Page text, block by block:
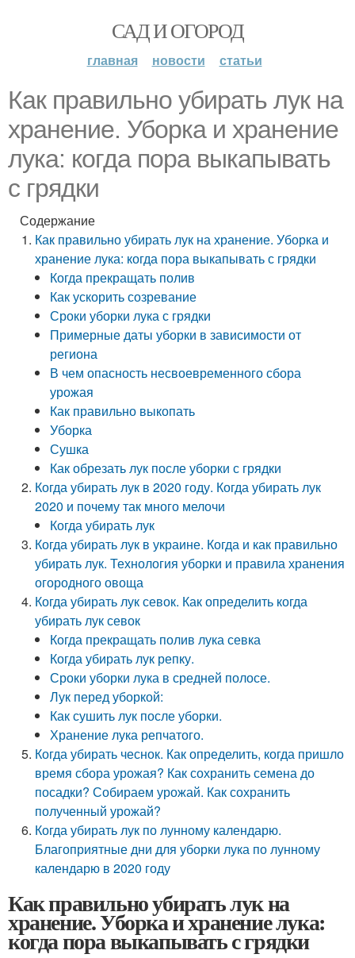
САД И ОГОРОД
главная новости статьи
Как правильно убирать лук на
хранение. Уборка и хранение
лука: когда пора выкапывать
с грядки
Содержание
Как правильно убирать лук на хранение. Уборка и
хранение лука: когда пора выкапывать с грядки
Когда прекращать полив
Как ускорить созревание
Сроки уборки лука с грядки
Примерные даты уборки в зависимости от
региона
В чем опасность несвоевременного сбора
урожая
Как правильно выкопать
Уборка
Сушка
Как обрезать лук после уборки с грядки
Когда убирать лук в 2020 году. Когда убирать лук
2020 и почему так много мелочи
Когда убирать лук
Когда убирать лук в украине. Когда и как правильно
убирать лук. Технология уборки и правила хранения
огородного овоща
Когда убирать лук севок. Как определить когда
убирать лук севок
Когда прекращать полив лука севка
Когда убирать лук репку.
Сроки уборки лука в средней полосе.
Лук перед уборкой:
Как сушить лук после уборки.
Хранение лука репчатого.
Когда убирать чеснок. Как определить, когда пришло
время сбора урожая? Как сохранить семена до
посадки? Собираем урожай. Как сохранить
полученный урожай?
Когда убирать лук по лунному календарю.
Благоприятные дни для уборки лука по лунному
календарю в 2020 году
Как правильно убирать лук на
хранение. Уборка и хранение лука:
когда пора выкапывать с грядки